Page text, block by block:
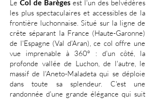
Le Col de Barèges est l'un des belvédères
les plus spectaculaires et accessibles de la
frontière luchonnaise. Situé sur la ligne de
crête séparant la France (Haute-Garonne)
de l'Espagne (Val d'Aran), ce col offre une
vue imprenable à 360° : d'un côté, la
profonde vallée de Luchon, de l'autre, le
massif de l'Aneto-Maladeta qui se déploie
dans toute sa splendeur. C'est une
randonnée d'une grande élégance qui suit